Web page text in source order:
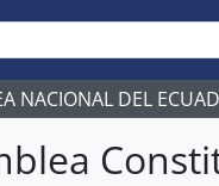
NACIONAL DEL